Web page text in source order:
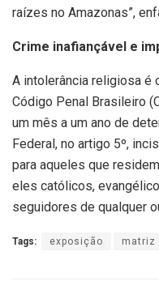
raízes no Amazonas”,
Crime inafiançável e
A intolerância religiosa é
Código Penal Brasileiro
um mês a um ano de
Federal, no artigo 5º,
para aqueles que
eles católicos,
seguidores de qualquer
Tags: exposição matriz